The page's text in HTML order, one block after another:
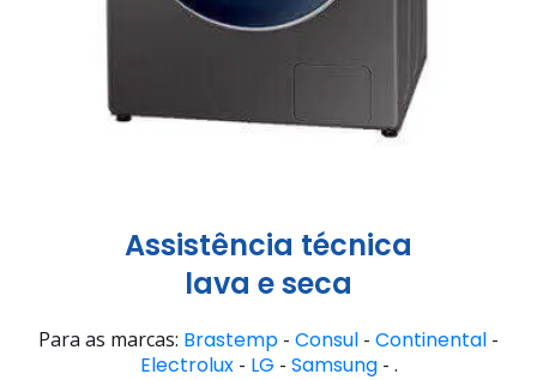
Assistência técnica
lava e seca
Para as marcas: Brastemp - Consul - Continental -
Electrolux- LG - Samsung- .